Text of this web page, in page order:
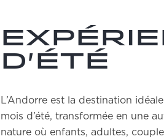
d'été
L’Andorre est la destination
mois d’été, transformée en une
nature où enfants, adultes,